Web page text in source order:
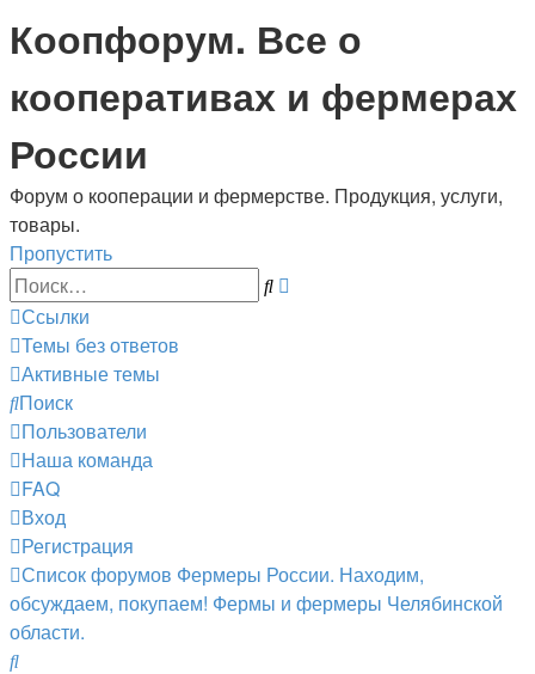
Коопфорум. Все о
кооперативах и фермерах
России
Форум о кооперации и фермерстве. Продукция, услуги,
товары.
Пропустить
Поиск
Ссылки
Темы без ответов
Активные темы
Поиск
Пользователи
Наша команда
FAQ
Вход
Регистрация
Список форумов Фермеры России. Находим,
обсуждаем, покупаем! Фермы и фермеры Челябинской
области.
Поиск